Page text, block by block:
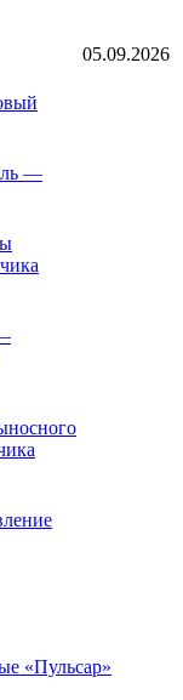
05.09.2026
—
«Пульсар»